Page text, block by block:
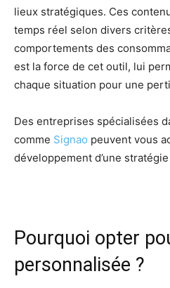
lieux stratégiques. Ces
temps réel selon divers
comportements des
est la force de cet outil, lui
chaque situation pour une
Des entreprises spécialisées
comme Signao peuvent vous
développement d’une
Pourquoi opter
personnalisée ?